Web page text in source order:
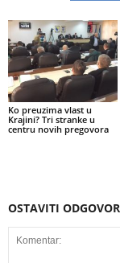
Ko preuzima vlast u
Krajini? Tri stranke u
centru novih pregovora
OSTAVITI ODGOVOR